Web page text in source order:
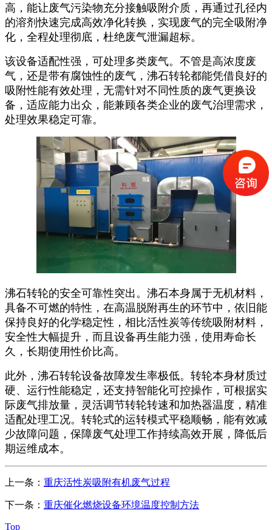
高，能让废气污染物充分接触吸附介质，再通过孔径内
的溶剂快速完成高效净化转换，实现废气的完全吸附净
化，全程处理彻底，杜绝废气泄漏超标。
该设备适配性强，可处理多类废气。不管是高浓度废
气，还是带有腐蚀性的废气，沸石转轮都能凭借良好的
吸附性能有效处理，无需针对不同性质的废气更换设
备，适应能力出众，能兼顾各类企业的废气治理需求，
处理效果稳定可靠。
沸石转轮的安全可靠性突出。沸石本身属于无机材料，
具备不可燃的特性，在高温脱附再生的环节中，依旧能
保持良好的化学稳定性，相比活性炭等传统吸附材料，
安全性大幅提升，而且设备再生能力强，使用寿命长
久，长期使用性价比高。
此外，沸石转轮设备故障发生率极低。转轮本身材质过
硬、运行性能稳定，还支持智能化可控操作，可根据实
际废气排放量，灵活调节转轮转速和加热器温度，精准
适配处理工况。转轮式的运转模式平稳顺畅，能有效减
少故障问题，保障废气处理工作持续高效开展，降低后
期运维成本。
上一条： 重庆活性炭吸附有机废气过程
下一条： 重庆催化燃烧设备环境温度控制方法
Top